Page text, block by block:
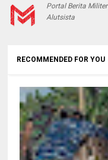
Portal Berita
Alutsista
RECOMMENDED FOR YOU